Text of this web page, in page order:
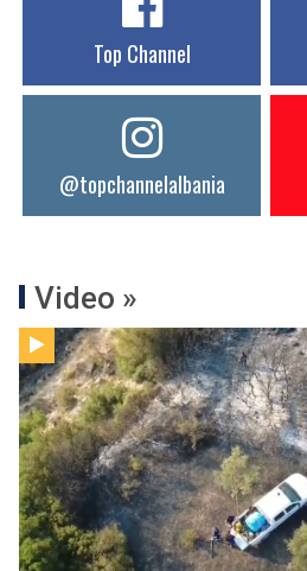
Top Channel
@topchannelalbania
Video »